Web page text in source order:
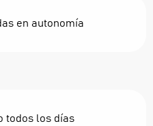
en autonomía
todos los días